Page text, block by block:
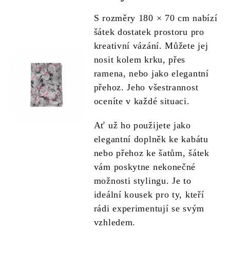
S rozměry 180 × 70 cm nabízí
šátek dostatek prostoru pro
kreativní vázání. Můžete jej
nosit kolem krku, přes
ramena, nebo jako elegantní
přehoz. Jeho všestrannost
oceníte v každé situaci.
Ať už ho použijete jako
elegantní doplněk ke kabátu
nebo přehoz ke šatům, šátek
vám poskytne nekonečné
možnosti stylingu. Je to
ideální kousek pro ty, kteří
rádi experimentují se svým
vzhledem.